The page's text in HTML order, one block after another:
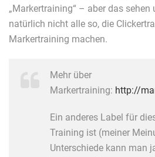
„Markertraining“ – aber das sehen
natürlich nicht alle so, die
Markertraining machen.
Mehr über
Markertraining: http://
Ein anderes Label für
Training ist (meiner
Unterschiede kann man